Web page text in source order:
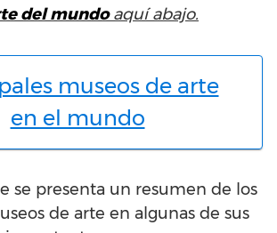
del mundoaquí abajo.
museos de arte
en el mundo
se presenta un resumen de los
de arte en algunas de sus